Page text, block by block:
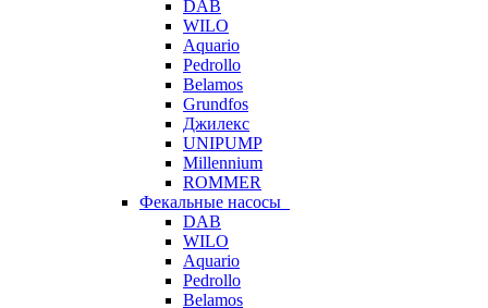
DAB
WILO
Aquario
Pedrollo
Belamos
Grundfos
Джилекс
UNIPUMP
Millennium
ROMMER
Фекальные насосы
DAB
WILO
Aquario
Pedrollo
Belamos